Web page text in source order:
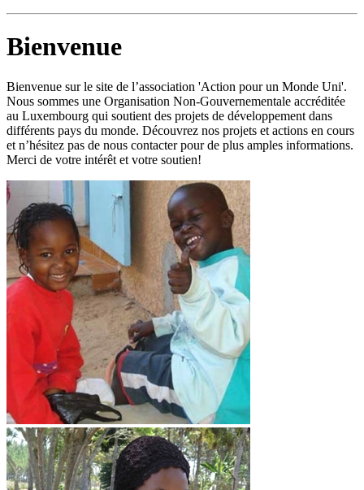
Bienvenue
Bienvenue sur le site de l’association 'Action pour un Monde Uni'.
Nous sommes une Organisation Non-Gouvernementale accréditée
au Luxembourg qui soutient des projets de développement dans
différents pays du monde. Découvrez nos projets et actions en cours
et n’hésitez pas de nous contacter pour de plus amples informations.
Merci de votre intérêt et votre soutien!